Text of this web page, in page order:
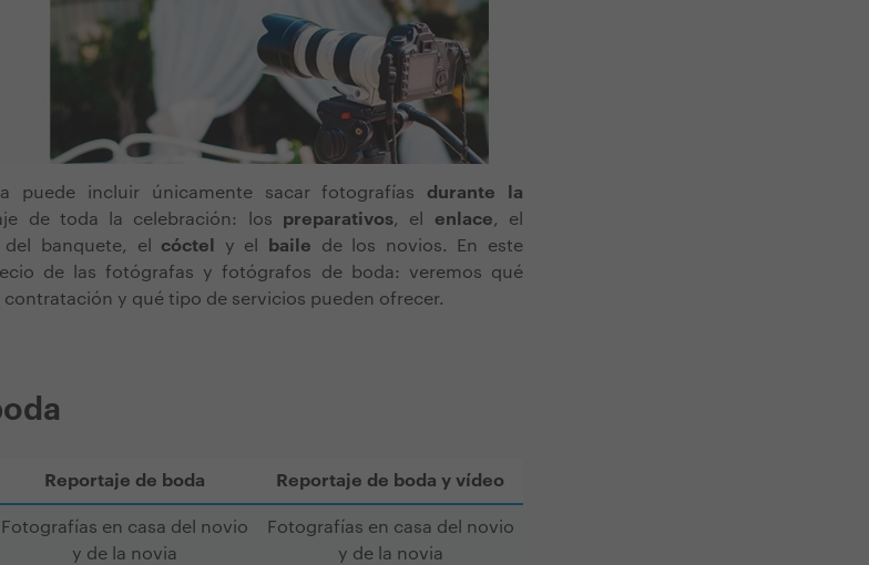
puede incluir únicamente sacar fotografías durante la
de toda la celebración: los preparativos, el enlace, el
banquete, el cóctel y el baile de los novios. En este
de las fotógrafas y fotógrafos de boda: veremos qué
y qué tipo de servicios pueden ofrecer.
Reportaje de boda Reportaje de boda y vídeo
Fotografías en casa del novio
y de la novia
Fotografías en casa del novio
y de la novia